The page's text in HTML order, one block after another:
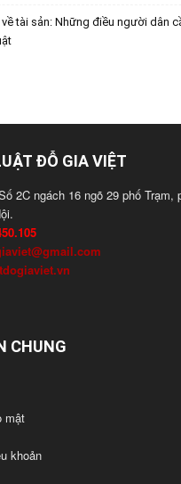
tài sản: Những điều người dân
ĐỖ GIA VIỆT
2C ngách 16 ngõ 29 phố Trạm,
CHUNG
mật
khoản